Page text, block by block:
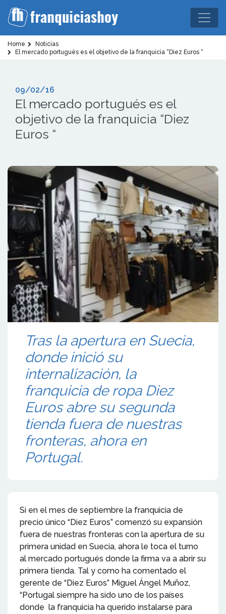
Home
Noticias
El mercado portugués es el objetivo de la franquicia “Diez Euros “
09/02/16
El mercado portugués es el
objetivo de la franquicia “Diez
Euros “
Tras la apertura en Suecia,
donde inició su
internalización, la
franquicia de ropa Diez
Euros abre su segunda
tienda fuera de nuestras
fronteras, ahora en
Portugal.
Si en el mes de septiembre la franquicia de
precio único “Diez Euros” comenzó su expansión
fuera de nuestras fronteras con la apertura de su
primera unidad en Suecia, ahora le toca el turno
al mercado portugués donde la firma va a abrir su
primera tienda. Tal y como ha comentado el
gerente de “Diez Euros” Miguel Ángel Muñoz,
“Portugal siempre ha sido uno de los países
donde la franquicia ha querido instalarse para